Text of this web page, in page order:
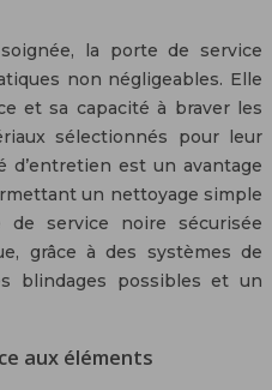
la porte de service
non négligeables. Elle
et sa capacité à braver les
sélectionnés pour leur
d’entretien est un avantage
un nettoyage simple
service noire sécurisée
grâce à des systèmes de
blindages possibles et un
aux éléments